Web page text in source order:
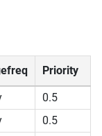
Priority
0.5
0.5